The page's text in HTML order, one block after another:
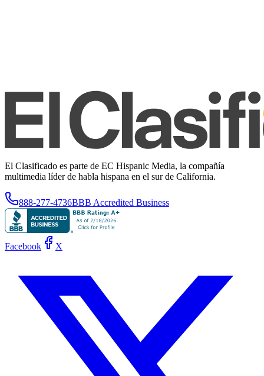
El Clasificado es parte de EC Hispanic Media, la compañía
multimedia líder de habla hispana en el sur de California.
888-277-4736BBB Accredited Business
Facebook X